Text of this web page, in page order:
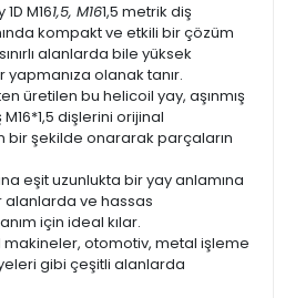
1D M161,5, M161,5 metrik diş
kompakt ve etkili bir çözüm
alanlarda bile yüksek
olanak tanır.
üretilen bu helicoil yay, aşınmış
dişlerini orijinal
bir şekilde onararak parçaların
eşit uzunlukta bir yay anlamına
ve hassas
için ideal kılar.
makineler, otomotiv, metal işleme
gibi çeşitli alanlarda